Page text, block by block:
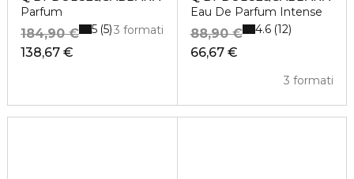
Parfum
138,67 €
184,90 € 3 formati
5 5
Eau De Parfum Intense
66,67 €
88,90 €
3 formati
4.6 12